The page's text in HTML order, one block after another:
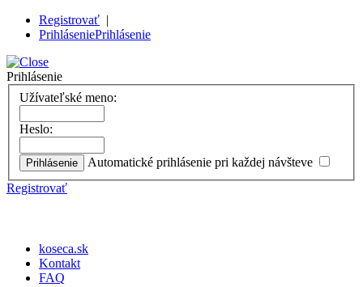
Registrovať |
PrihláseniePrihlásenie
Prihlásenie
Užívateľské meno:
Heslo:
Automatické prihlásenie pri každej návšteve
Registrovať
koseca.sk
Kontakt
FAQ